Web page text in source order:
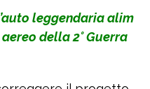
leggendaria alim
della 2° Guerra